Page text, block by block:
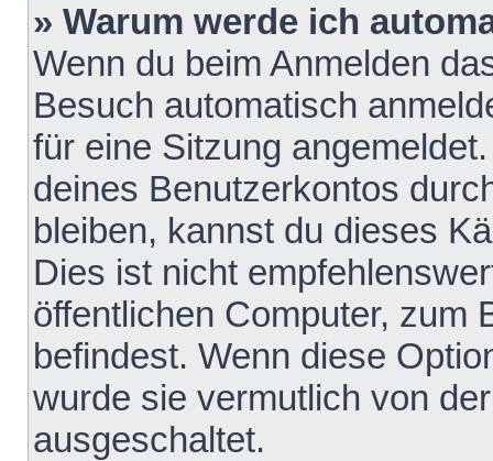
» Warum werde ich
Wenn du beim Anmelden
Besuch automatisch
für eine Sitzung
deines Benutzerkontos
bleiben, kannst du dieses
Dies ist nicht
öffentlichen Computer, zum
befindest. Wenn diese
wurde sie vermutlich von
ausgeschaltet.